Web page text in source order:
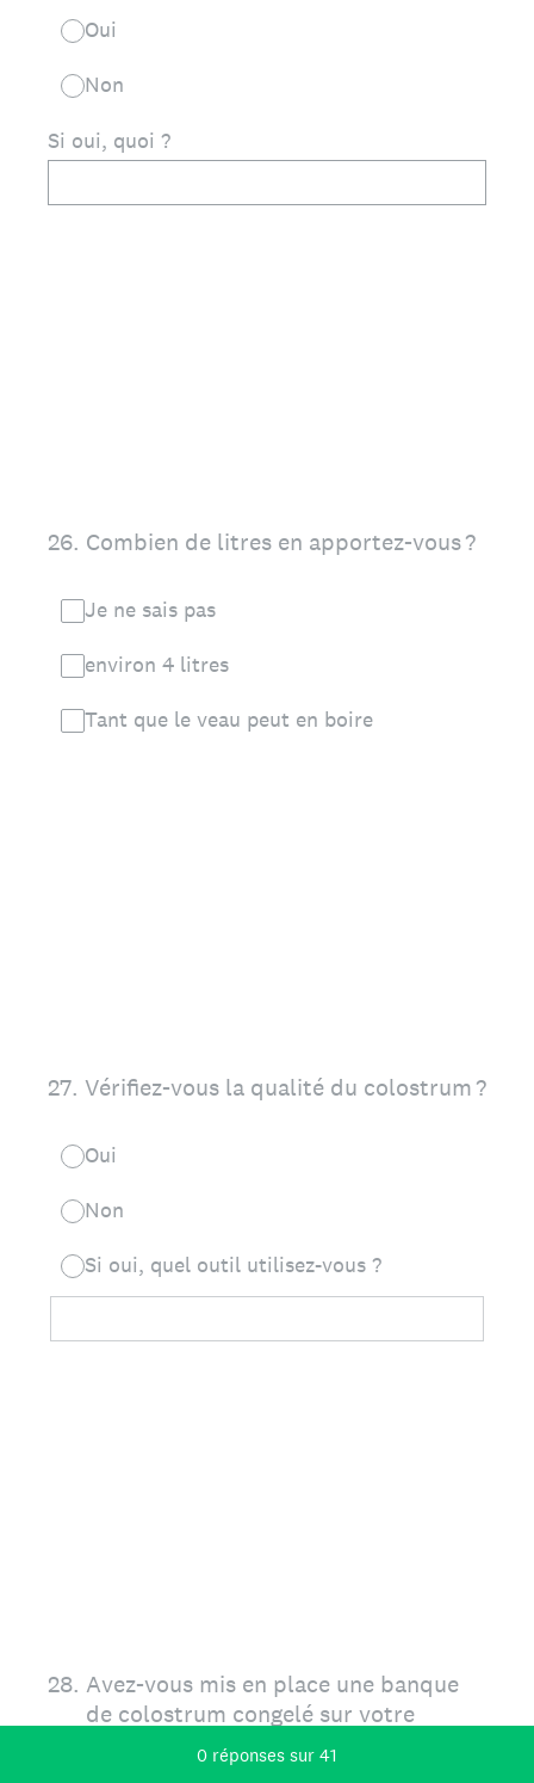
Oui
Non
Si oui, quoi ?
26. Combien de litres en apportez-vous ?
Je ne sais pas
environ 4 litres
Tant que le veau peut en boire
27. Vérifiez-vous la qualité du colostrum ?
Oui
Non
Si oui, quel outil utilisez-vous ?
28. Avez-vous mis en place une banque
de colostrum congelé sur votre
Progression actuelle,
0 réponses sur 41